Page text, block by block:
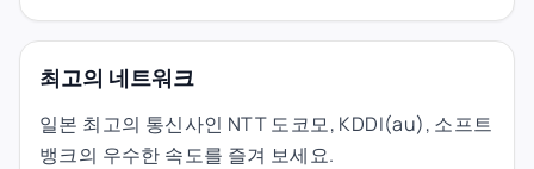
최고의 네트워크
일본 최고의 통신사인 NTT 도코모, KDDI(au), 소프트
뱅크의 우수한 속도를 즐겨 보세요.